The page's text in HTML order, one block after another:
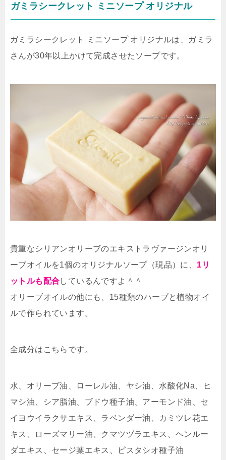
ガミラシークレット ミニソープ オリジナル
ガミラシークレット ミニソープ オリジナルは、ガミラ
さんが30年以上かけて完成させたソープです。
貴重なシリアンオリーブのエキストラヴァージンオリ
ーブオイルを1個のオリジナルソープ（現品）に、 1リ
ットルも配合しているんですよ＾＾
オリーブオイルの他にも、15種類のハーブと植物オイ
ルで作られています。
全成分はこちらです。
水、オリーブ油、ローレル油、ヤシ油、水酸化Na、ヒ
マシ油、シア脂油、ブドウ種子油、アーモンド油、セ
イヨウイラクサエキス、ラベンダー油、カミツレ花エ
キス、ローズマリー油、クマツヅラエキス、ヘンルー
ダエキス、セージ葉エキス、ピスタシオ種子油